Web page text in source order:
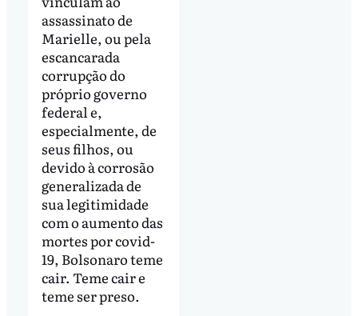
assassinato de
Marielle, ou pela
escancarada
corrupção do
próprio governo
federal e,
especialmente, de
seus filhos, ou
devido à corrosão
generalizada de
sua legitimidade
com o aumento das
mortes por covid-
19, Bolsonaro teme
cair. Teme cair e
teme ser preso.